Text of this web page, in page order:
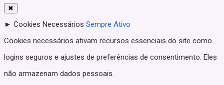
✖
► Cookies Necessários Sempre Ativo
Cookies necessários ativam recursos essenciais do site como
logins seguros e ajustes de preferências de consentimento. Eles
não armazenam dados pessoais.